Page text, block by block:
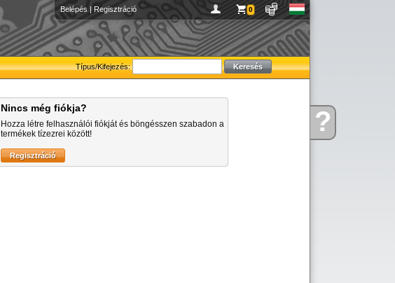
Kérdése?
Belépés | Regisztráció 0
Típus/Kifejezés:
Nincs még fiókja?
Hozza létre felhasználói fiókját és böngésszen szabadon a
termékek tízezrei között!